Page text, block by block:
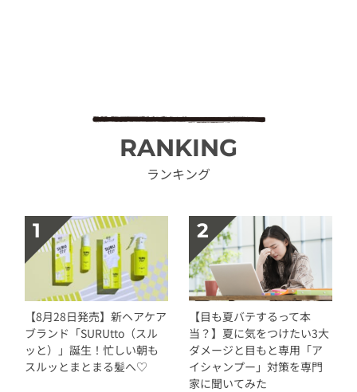
RANKING
ランキング
【8月28日発売】新ヘアケア
ブランド「SURUtto（スル
ッと）」誕生！忙しい朝も
スルッとまとまる髪へ♡
【目も夏バテするって本
当？】夏に気をつけたい3大
ダメージと目もと専用「ア
イシャンプー」対策を専門
家に聞いてみた